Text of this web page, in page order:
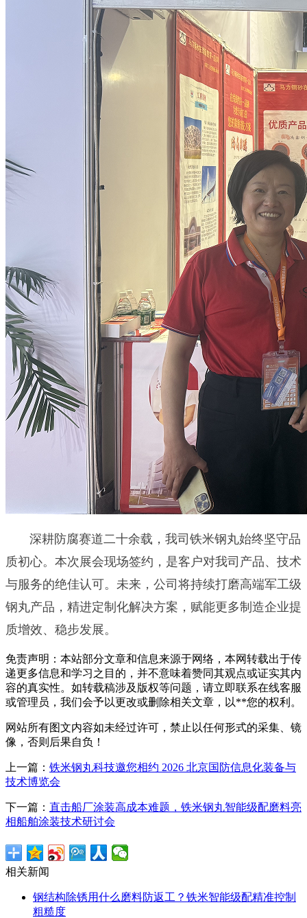
深耕防腐赛道二十余载，我司铁米钢丸始终坚守品
质初心。本次展会现场签约，是客户对我司产品、技术
与服务的绝佳认可。未来，公司将持续打磨高端军工级
钢丸产品，精进定制化解决方案，赋能更多制造企业提
质增效、稳步发展。
免责声明：本站部分文章和信息来源于网络，本网转载出于传
递更多信息和学习之目的，并不意味着赞同其观点或证实其内
容的真实性。如转载稿涉及版权等问题，请立即联系在线客服
或管理员，我们会予以更改或删除相关文章，以**您的权利。
网站所有图文内容如未经过许可，禁止以任何形式的采集、镜
像，否则后果自负！
上一篇： 铁米钢丸科技邀您相约 2026 北京国防信息化装备与
技术博览会
下一篇： 直击船厂涂装高成本难题，铁米钢丸智能级配磨料亮
相船舶涂装技术研讨会
相关新闻
钢结构除锈用什么磨料防返工？铁米智能级配精准控制
粗糙度